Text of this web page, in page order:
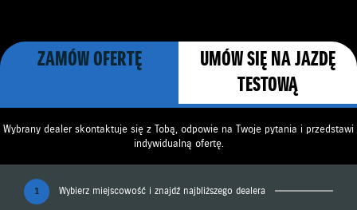
ZAMÓW OFERTĘ
UMÓW SIĘ NA JAZDĘ
TESTOWĄ
Wybrany dealer skontaktuje się z Tobą, odpowie na Twoje pytania i przedstawi
indywidualną ofertę.
1 Wybierz miejscowość i znajdź najbliższego dealera